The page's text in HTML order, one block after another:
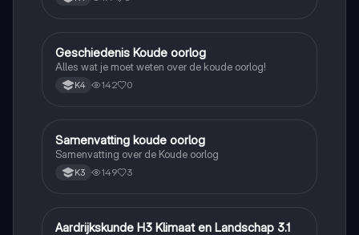
Geschiedenis
Geschiedenis Koude oorlog
Alles wat je moet weten over de koude oorlog!
K4 142 0
Geschiedenis
Samenvatting koude oorlog
Samenvatting over de Koude oorlog
K3 149 3
Aardrijkskunde
Aardrijkskunde H3 Klimaat en Landschap 3.1